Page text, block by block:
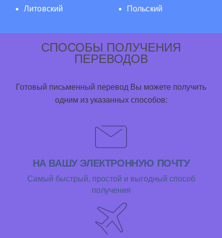
Литовский
Польский
СПОСОБЫ ПОЛУЧЕНИЯ
ПЕРЕВОДОВ
Готовый письменный перевод Вы можете получить
одним из указанных способов:
НА ВАШУ ЭЛЕКТРОННУЮ ПОЧТУ
Самый быстрый, простой и выгодный способ
получения